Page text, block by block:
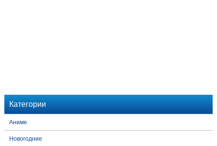
Категории
Аниме
Новогодние